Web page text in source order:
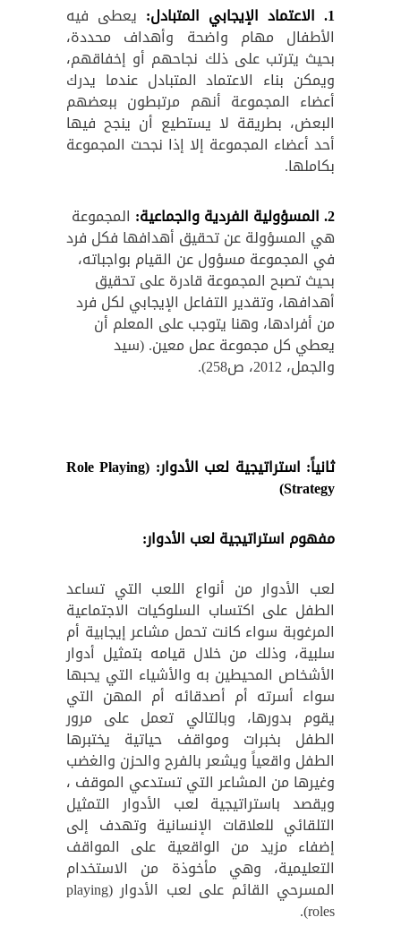
1. الاعتماد الإيجابي المتبادل: يعطى فيه
الأطفال مهام واضحة وأهداف محددة،
بحيث يترتب على ذلك نجاحهم أو إخفاقهم،
ويمكن بناء الاعتماد المتبادل عندما يدرك
أعضاء المجموعة أنهم مرتبطون ببعضهم
البعض، بطريقة لا يستطيع أن ينجح فيها
أحد أعضاء المجموعة إلا إذا نجحت المجموعة
بكاملها.
2. المسؤولية الفردية والجماعية:
المجموعة
هي المسؤولة عن تحقيق أهدافها فكل فرد
في المجموعة مسؤول عن القيام بواجباته،
بحيث تصبح المجموعة قادرة على تحقيق
أهدافها، وتقدير التفاعل الإيجابي لكل فرد
من أفرادها، وهنا يتوجب على المعلم أن
يعطي كل مجموعة عمل معين. (سيد
والجمل، 2012، ص258).
ثانياً: استراتيجية لعب الأدوار: (Role Playing
Strategy
)
مفهوم استراتيجية لعب الأدوار:
لعب الأدوار من أنواع اللعب التي تساعد
الطفل على اكتساب السلوكيات الاجتماعية
المرغوبة سواء كانت تحمل مشاعر إيجابية أم
سلبية، وذلك من خلال قيامه بتمثيل أدوار
الأشخاص المحيطين به والأشياء التي يحبها
سواء أسرته أم أصدقائه أم المهن التي
يقوم بدورها، وبالتالي تعمل على مرور
الطفل بخبرات ومواقف حياتية يختبرها
الطفل واقعياً ويشعر بالفرح والحزن والغضب
وغيرها من المشاعر التي تستدعي الموقف ،
ويقصد باستراتيجية لعب الأدوار التمثيل
التلقائي للعلاقات الإنسانية وتهدف إلى
إضفاء مزيد من الواقعية على المواقف
التعليمية، وهي مأخوذة من الاستخدام
المسرحي القائم على لعب الأدوار (playing
roles).